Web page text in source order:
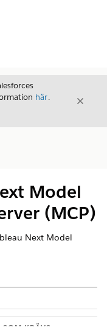
här.
Stäng
Model
(MCP)
Next Model
KRÄVS